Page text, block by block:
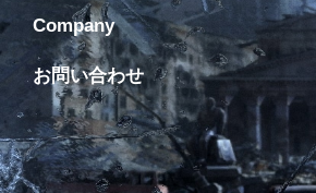
Company
お問い合わせ